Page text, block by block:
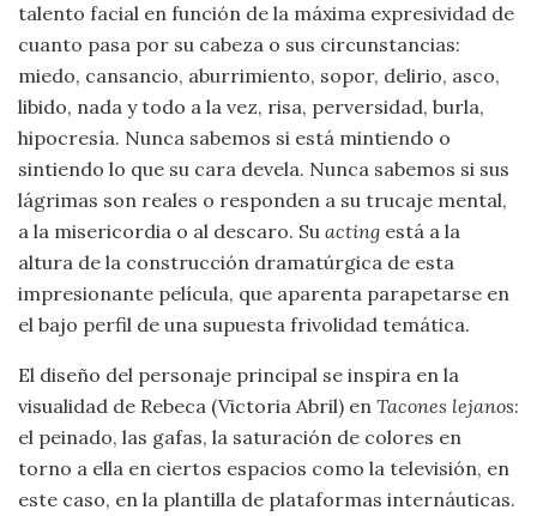
talento facial en función de la máxima expresividad de
cuanto pasa por su cabeza o sus circunstancias:
miedo, cansancio, aburrimiento, sopor, delirio, asco,
libido, nada y todo a la vez, risa, perversidad, burla,
hipocresía. Nunca sabemos si está mintiendo o
sintiendo lo que su cara devela. Nunca sabemos si sus
lágrimas son reales o responden a su trucaje mental,
a la misericordia o al descaro. Su acting está a la
altura de la construcción dramatúrgica de esta
impresionante película, que aparenta parapetarse en
el bajo perfil de una supuesta frivolidad temática.
El diseño del personaje principal se inspira en la
visualidad de Rebeca (Victoria Abril) en Tacones lejanos:
el peinado, las gafas, la saturación de colores en
torno a ella en ciertos espacios como la televisión, en
este caso, en la plantilla de plataformas internáuticas.